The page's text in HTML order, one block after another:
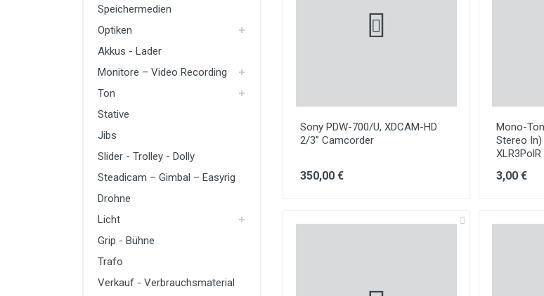
Speichermedien
Optiken
Akkus - Lader
Monitore – Video Recording
Ton
Stative
Jibs
Slider - Trolley - Dolly
Steadicam – Gimbal – Easyrig
Drohne
Licht
Grip - Bühne
Trafo
Verkauf - Verbrauchsmaterial
Sony PDW-700/U, XDCAM-HD
2/3” Camcorder
350,00 €
Mono-
Stereo
3,00 €